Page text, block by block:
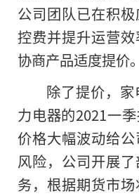
公司团队已在积
控费并提升运营
协商产品适度提价。
除了提价，
力电器的2021一
价格大幅波动给
风险，公司开展
务，根据期货市场